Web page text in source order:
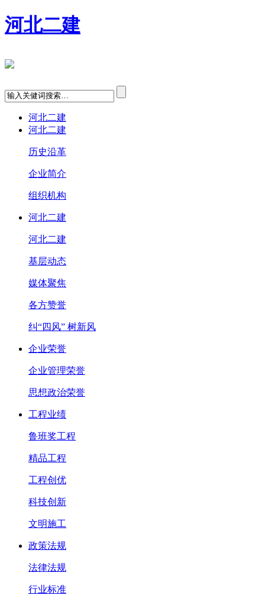
河北二建
河北二建
河北二建
历史沿革
企业简介
组织机构
河北二建
河北二建
基层动态
媒体聚焦
各方赞誉
纠“四风” 树新风
企业荣誉
企业管理荣誉
思想政治荣誉
工程业绩
鲁班奖工程
精品工程
工程创优
科技创新
文明施工
政策法规
法律法规
行业标准